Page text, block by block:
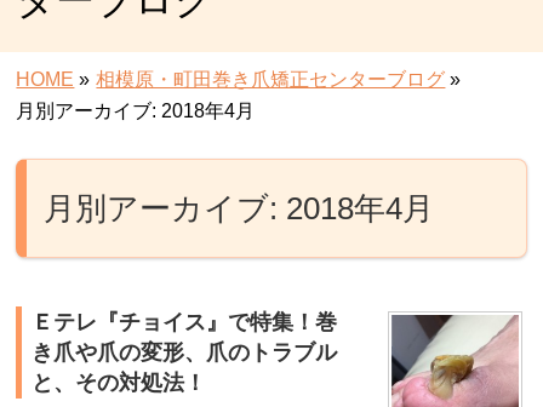
HOME » 相模原・町田巻き爪矯正センターブログ »
月別アーカイブ: 2018年4月
月別アーカイブ: 2018年4月
Ｅテレ『チョイス』で特集！巻
き爪や爪の変形、爪のトラブル
と、その対処法！